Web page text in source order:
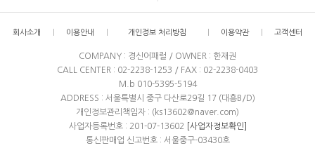
회사소개 이용안내 개인정보 처리방침 이용약관 고객센터
COMPANY : 경신어패럴 / OWNER : 한재권
CALL CENTER : 02-2238-1253 / FAX : 02-2238-0403
M.b 010-5395-5194
ADDRESS : 서울특별시 중구 다산로29길 17 (대흥B/D)
개인정보관리책임자 : (ks13602@naver.com)
사업자등록번호 : 201-07-13602
[사업자정보확인]
통신판매업 신고번호 : 서울중구-03430호